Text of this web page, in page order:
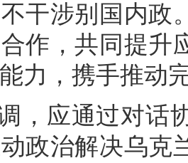
干涉别国内政
作，共同提升
力，携手推动
，应通过对话
政治解决乌克